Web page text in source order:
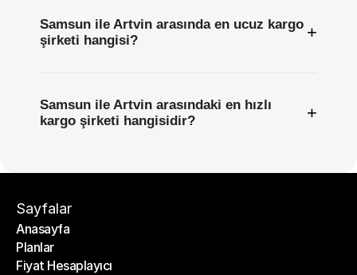
Samsun ile Artvin arasında en ucuz kargo
şirketi hangisi?
+
Samsun ile Artvin arasındaki en hızlı
kargo şirketi hangisidir?
+
Sayfalar
Anasayfa
Anasayfa
Planlar
Planlar
Fiyat Hesaplayıcı